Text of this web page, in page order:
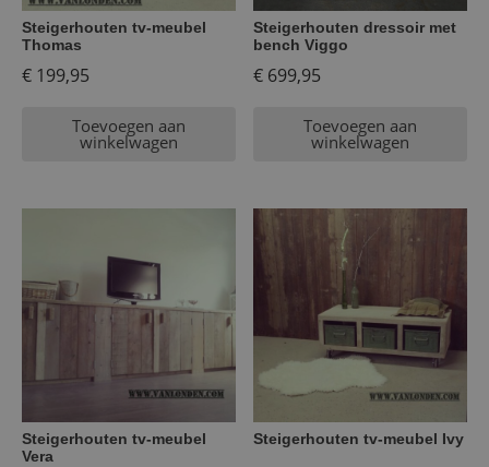
Steigerhouten tv-meubel
Thomas
€ 199,95
Toevoegen aan
winkelwagen
Steigerhouten dressoir met
bench Viggo
€ 699,95
Toevoegen aan
winkelwagen
Steigerhouten tv-meubel
Vera
Steigerhouten tv-meubel Ivy